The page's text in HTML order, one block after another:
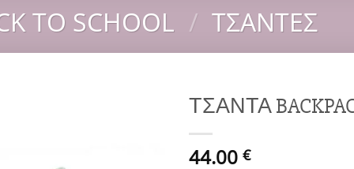
TO SCHOOL / ΤΣΆΝΤΕΣ
ΤΣΑΝΤΑ
44.00 €